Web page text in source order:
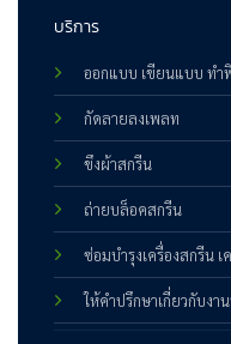
บริการ
ออกแบบ เขียนแบบ ทำ
กัดลายลงเพลท
ขึงผ้าสกรีน
ถ่ายบล็อคสกรีน
ซ่อมบำรุงเครื่องสกรีน เ
ให้คำปรึกษาเกี่ยวกับง